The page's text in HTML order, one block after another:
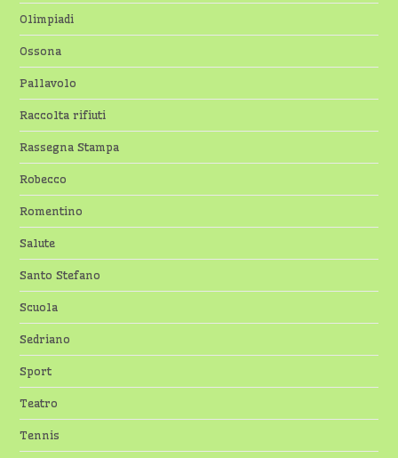
Olimpiadi
Ossona
Pallavolo
Raccolta rifiuti
Rassegna Stampa
Robecco
Romentino
Salute
Santo Stefano
Scuola
Sedriano
Sport
Teatro
Tennis